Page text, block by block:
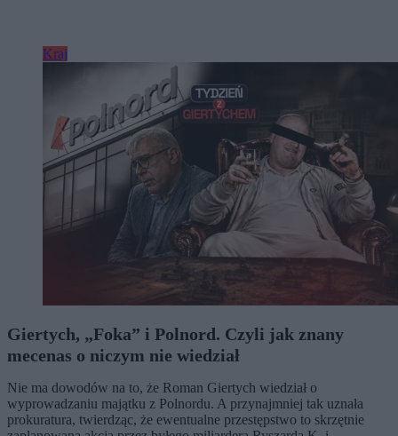
Kraj
Giertych, „Foka” i Polnord. Czyli jak znany
mecenas o niczym nie wiedział
Nie ma dowodów na to, że Roman Giertych wiedział o
wyprowadzaniu majątku z Polnordu. A przynajmniej tak uznała
prokuratura, twierdząc, że ewentualne przestępstwo to skrzętnie